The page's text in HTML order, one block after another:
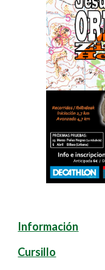
Información
Cursillo